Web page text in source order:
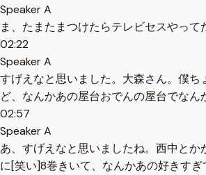
Speaker A
ま、たまたまつけたらテレビセスやっ
02:22
Speaker A
すげえなと思いました。大森さん。僕
ど、なんかあの屋台おでんの屋台でな
02:57
Speaker A
あ、すげえなと思いましたね。西中と
に[笑い]8巻きいて、なんかあの好きす